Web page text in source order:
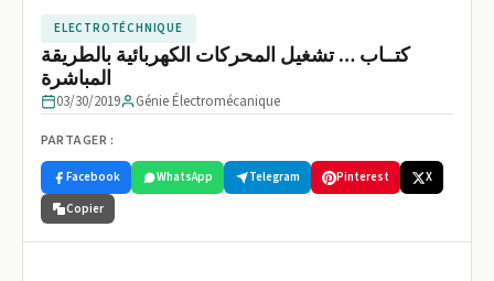
ELECTROTÉCHNIQUE
كتــاب … تشغيل المحركات الكهربائية بالطريقة
المباشرة
03/30/2019 Génie Électromécanique
PARTAGER :
Facebook WhatsApp Telegram Pinterest
X
Copier